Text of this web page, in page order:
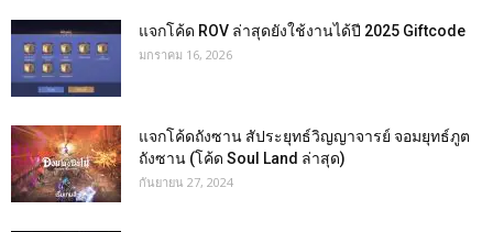
แจกโค้ด ROV ล่าสุดยังใช้งานได้ปี 2025 Giftcode
มกราคม 16, 2026
แจกโค้ดถังซาน สัประยุทธ์วิญญาจารย์ จอมยุทธ์ภูต
ถังซาน (โค้ด Soul Land ล่าสุด)
กันยายน 27, 2024